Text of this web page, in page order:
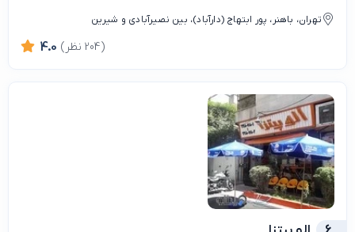
تهران، باهنر، پور ابتهاج (دارآباد)، بین نصیرآبادی و شیرین
4.0 (204 نظر)